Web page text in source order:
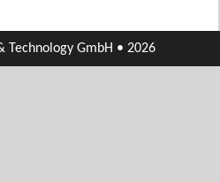
GmbH • 2026